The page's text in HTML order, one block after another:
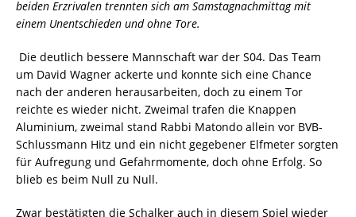
beiden Erzrivalen trennten sich am Samstagnachmittag mit
einem Unentschieden und ohne Tore.
Die deutlich bessere Mannschaft war der S04. Das Team
um David Wagner ackerte und konnte sich eine Chance
nach der anderen herausarbeiten, doch zu einem Tor
reichte es wieder nicht. Zweimal trafen die Knappen
Aluminium, zweimal stand Rabbi Matondo allein vor BVB-
Schlussmann Hitz und ein nicht gegebener Elfmeter sorgten
für Aufregung und Gefahrmomente, doch ohne Erfolg. So
blieb es beim Null zu Null.
Zwar bestätigten die Schalker auch in diesem Spiel wieder